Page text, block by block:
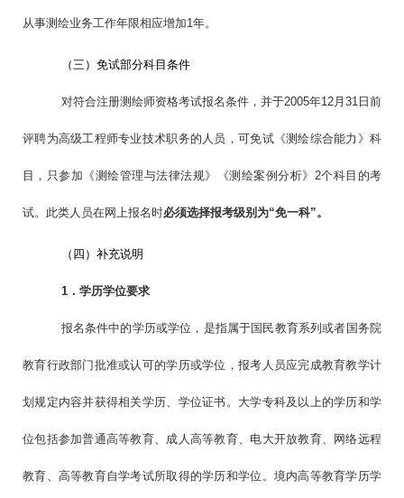
从事测绘业务工作年限相应增加1年。
（三）免试部分科目条件
对符合注册测绘师资格考试报名条件，并于2005年12月31日前
评聘为高级工程师专业技术职务的人员，可免试《测绘综合能力》科
目，只参加《测绘管理与法律法规》《测绘案例分析》2个科目的考
试。此类人员在网上报名时必须选择报考级别为“免一科”。
（四）补充说明
1．学历学位要求
报名条件中的学历或学位，是指属于国民教育系列或者国务院
教育行政部门批准或认可的学历或学位，报考人员应完成教育教学计
划规定内容并获得相关学历、学位证书。大学专科及以上的学历和学
位包括参加普通高等教育、成人高等教育、电大开放教育、网络远程
教育、高等教育自学考试所取得的学历和学位。境内高等教育学历学